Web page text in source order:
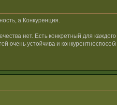
а Конкуренция.
нет. Есть конкретный для
очень устойчива и